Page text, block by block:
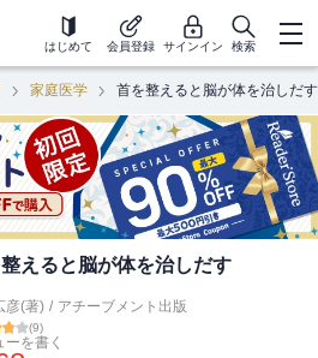
はじめて 会員登録 サインイン 検索
家庭医学 首を整えると脳が体を治しだす
えると脳が体を治しだす
彦(著) / アチーブメント出版
(9)
ーを書く